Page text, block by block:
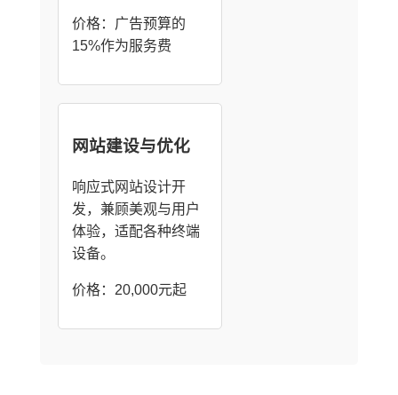
价格：广告预算的
15%作为服务费
网站建设与优化
响应式网站设计开
发，兼顾美观与用户
体验，适配各种终端
设备。
价格：20,000元起